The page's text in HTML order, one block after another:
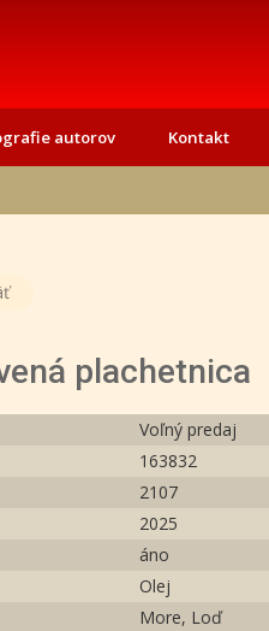
autorov Kontakt
plachetnica
Voľný predaj
163832
2107
2025
áno
Olej
More, Loď